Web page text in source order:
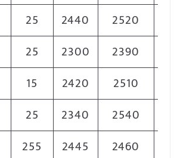
25 2440 2520
25 2300 2390
15 2420 2510
25 2340 2540
255 2445 2460